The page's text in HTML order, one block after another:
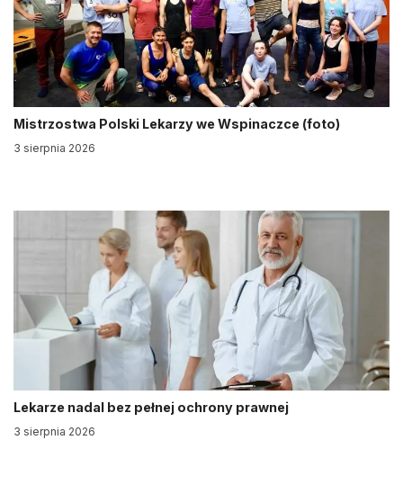
Mistrzostwa Polski Lekarzy we Wspinaczce (foto)
3 sierpnia 2026
Lekarze nadal bez pełnej ochrony prawnej
3 sierpnia 2026